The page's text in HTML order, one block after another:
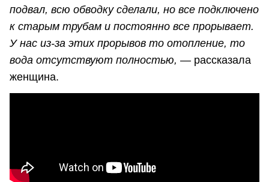
подвал, всю обводку сделали, но все подключено
к старым трубам и постоянно все прорывает.
У нас из-за этих прорывов то отопление, то
вода отсутствуют полностью, — рассказала
женщина.